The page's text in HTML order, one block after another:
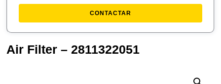
CONTACTAR
Air Filter – 2811322051